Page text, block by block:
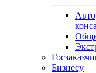
Бизнесу